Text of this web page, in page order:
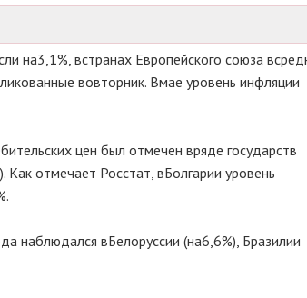
на3,1%, встранах Европейского союза в
вовторник. Вмае уровень инфляции
цен был отмечен вряде государств
Как отмечает Росстат, вБолгарии уровень
наблюдался вБелоруссии (на6,6%), Бразилии